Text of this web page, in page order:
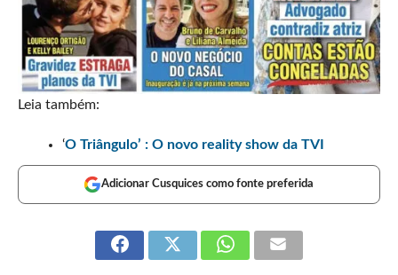
Leia também:
‘O Triângulo’ : O novo reality show da TVI
Adicionar Cusquices como fonte preferida